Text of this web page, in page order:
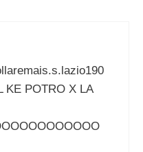
POTRO X LA